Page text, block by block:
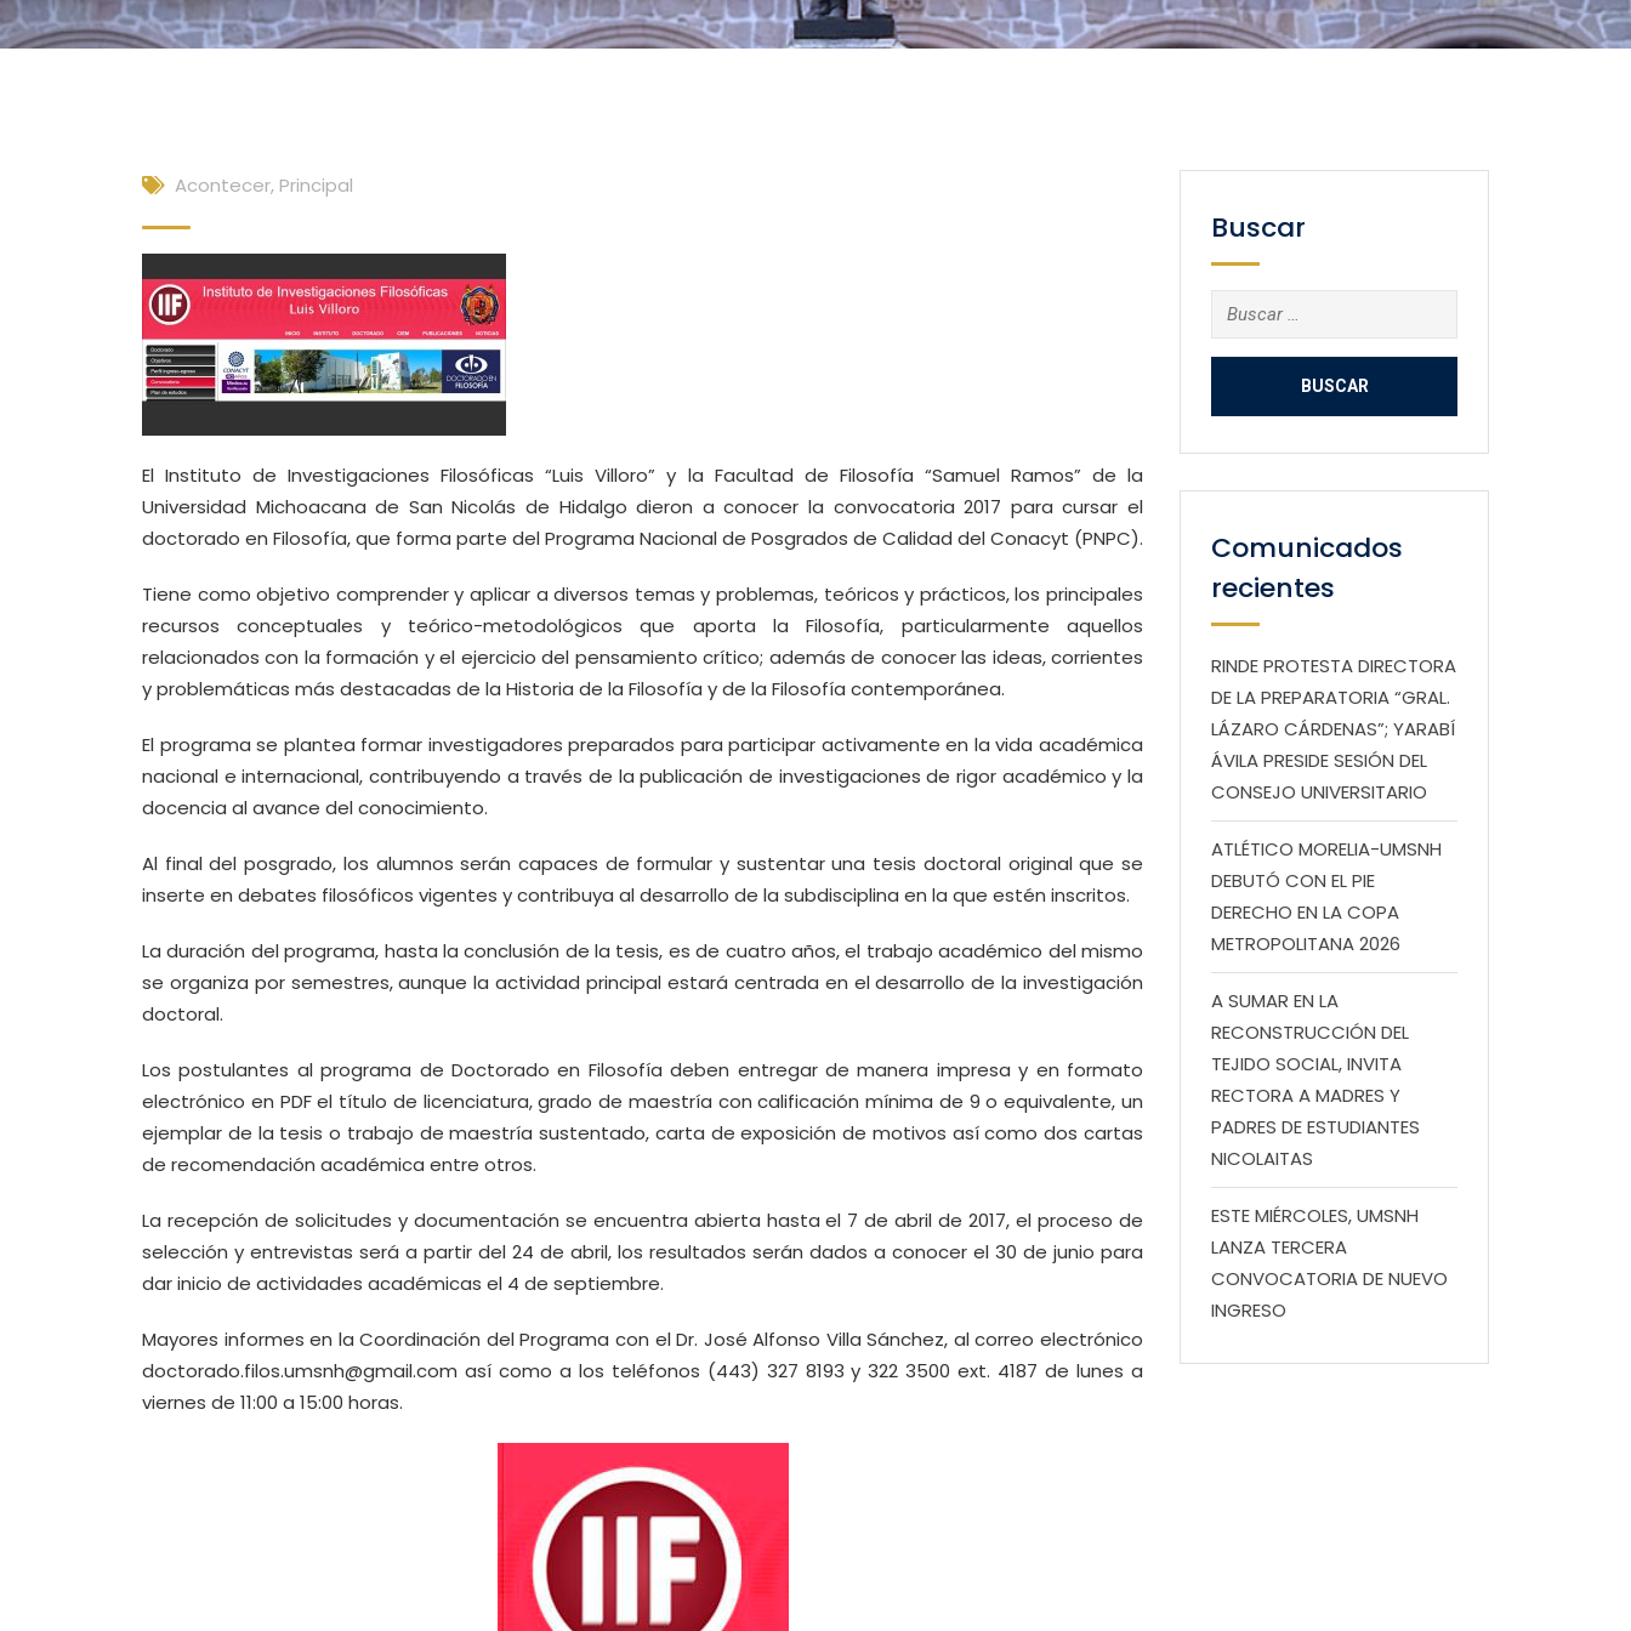
Acontecer, Principal
El Instituto de Investigaciones Filosóficas “Luis Villoro” y la Facultad de Filosofía “Samuel Ramos” de la
Universidad Michoacana de San Nicolás de Hidalgo dieron a conocer la convocatoria 2017 para cursar el
doctorado en Filosofía, que forma parte del Programa Nacional de Posgrados de Calidad del Conacyt (PNPC).
Tiene como objetivo comprender y aplicar a diversos temas y problemas, teóricos y prácticos, los principales
recursos conceptuales y teórico-metodológicos que aporta la Filosofía, particularmente aquellos
relacionados con la formación y el ejercicio del pensamiento crítico; además de conocer las ideas, corrientes
y problemáticas más destacadas de la Historia de la Filosofía y de la Filosofía contemporánea.
El programa se plantea formar investigadores preparados para participar activamente en la vida académica
nacional e internacional, contribuyendo a través de la publicación de investigaciones de rigor académico y la
docencia al avance del conocimiento.
Al final del posgrado, los alumnos serán capaces de formular y sustentar una tesis doctoral original que se
inserte en debates filosóficos vigentes y contribuya al desarrollo de la subdisciplina en la que estén inscritos.
La duración del programa, hasta la conclusión de la tesis, es de cuatro años, el trabajo académico del mismo
se organiza por semestres, aunque la actividad principal estará centrada en el desarrollo de la investigación
doctoral.
Los postulantes al programa de Doctorado en Filosofía deben entregar de manera impresa y en formato
electrónico en PDF el título de licenciatura, grado de maestría con calificación mínima de 9 o equivalente, un
ejemplar de la tesis o trabajo de maestría sustentado, carta de exposición de motivos así como dos cartas
de recomendación académica entre otros.
La recepción de solicitudes y documentación se encuentra abierta hasta el 7 de abril de 2017, el proceso de
selección y entrevistas será a partir del 24 de abril, los resultados serán dados a conocer el 30 de junio para
dar inicio de actividades académicas el 4 de septiembre.
Mayores informes en la Coordinación del Programa con el Dr. José Alfonso Villa Sánchez, al correo electrónico
doctorado.filos.umsnh@gmail.com así como a los teléfonos (443) 327 8193 y 322 3500 ext. 4187 de lunes a
viernes de 11:00 a 15:00 horas.
Buscar
Buscar:
Comunicados
recientes
RINDE PROTESTA DIRECTORA
DE LA PREPARATORIA “GRAL.
LÁZARO CÁRDENAS”; YARABÍ
ÁVILA PRESIDE SESIÓN DEL
CONSEJO UNIVERSITARIO
ATLÉTICO MORELIA-UMSNH
DEBUTÓ CON EL PIE
DERECHO EN LA COPA
METROPOLITANA 2026
A SUMAR EN LA
RECONSTRUCCIÓN DEL
TEJIDO SOCIAL, INVITA
RECTORA A MADRES Y
PADRES DE ESTUDIANTES
NICOLAITAS
ESTE MIÉRCOLES, UMSNH
LANZA TERCERA
CONVOCATORIA DE NUEVO
INGRESO